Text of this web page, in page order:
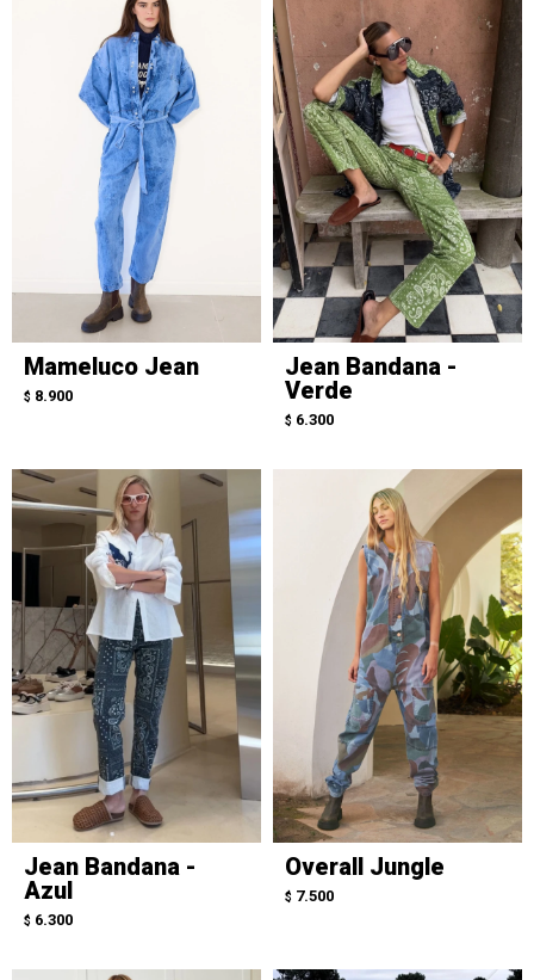
Mameluco Jean
$ 8.900
Jean Bandana -
Verde
$ 6.300
Jean Bandana -
Azul
$ 6.300
Overall Jungle
$ 7.500